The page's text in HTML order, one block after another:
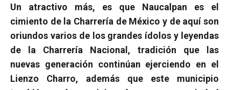
Un atractivo más, es que Naucalpan es el
cimiento de la Charrería de México y de aquí son
oriundos varios de los grandes ídolos y leyendas
de la Charrería Nacional, tradición que las
nuevas generación continúan ejerciendo en el
Lienzo Charro, además que este municipio